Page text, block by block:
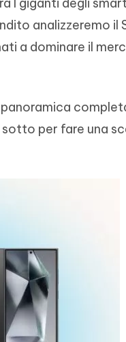
di documenti PDF
AI Writer
analizzeremo il
a dominare il
per fare una